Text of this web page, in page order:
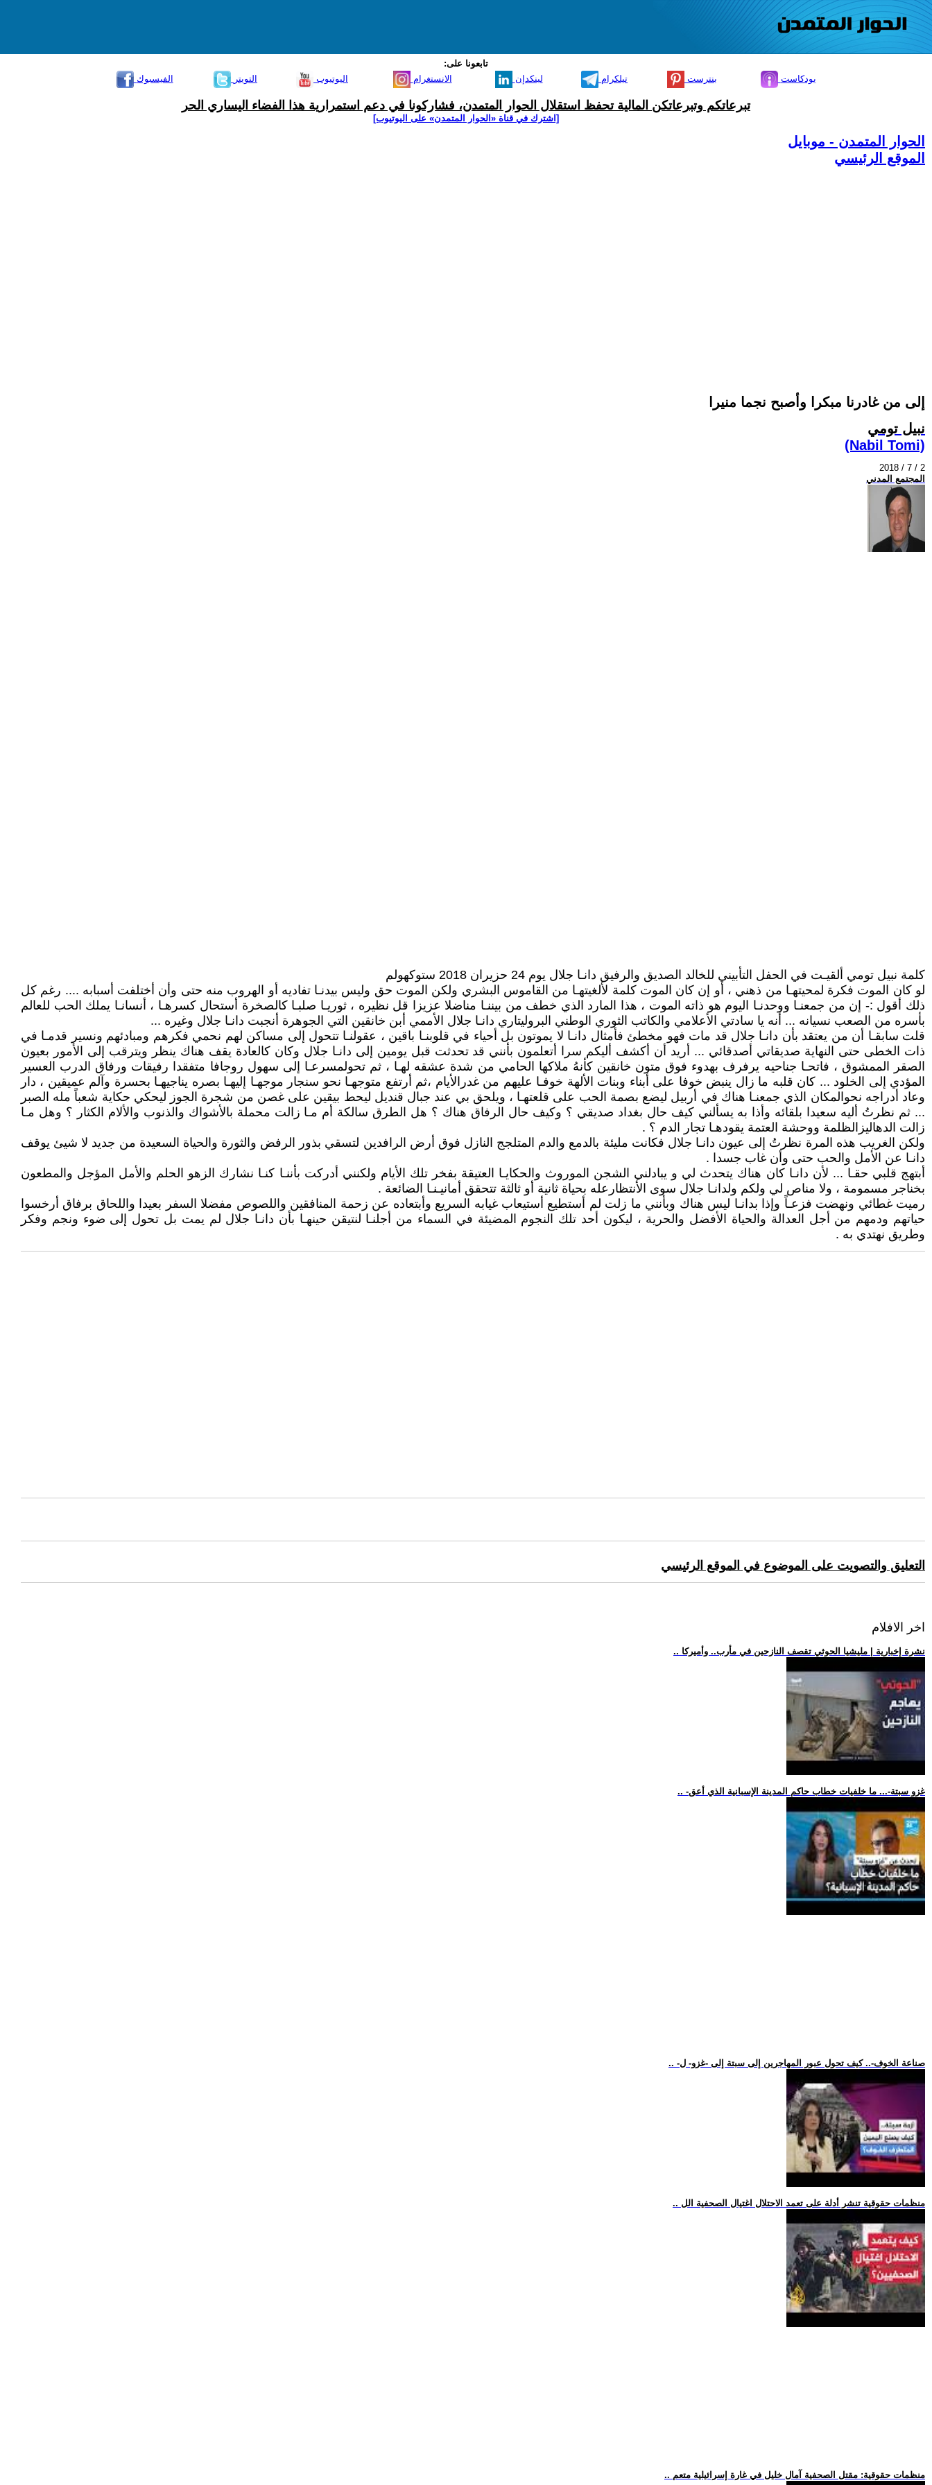
تابعونا على:
الفيسبوك
التويتر اليوتيوب الانستغرام لينكدإن تيلكرام بنترست بودكاست
تبرعاتكم وتبرعاتكن المالية تحفظ استقلال الحوار المتمدن، فشاركونا في دعم استمرارية هذا الفضاء اليساري الحر
[اشترك في قناة ‫«الحوار المتمدن» على اليوتيوب]
الحوار المتمدن - موبايل
الموقع الرئيسي
إلى من غادرنا مبكرا وأصبح نجما منيرا
نبيل تومي
(Nabil Tomi)
2018 / 7 / 2
المجتمع المدني
كلمة نبيل تومي ألقيـت في الحفل التأبيني للخالد الصديق والرفيق دانـا جلال يوم 24 حزيران 2018 ستوكهولم
لو كان الموت فكرة لمحيتهـا من ذهني ، أو إن كان الموت كلمة لألغيتهـا من القاموس البشري ولكن الموت حق وليس بيدنـا تفاديه أو الهروب منه حتى وأن أختلفت أسبابه .... رغم كل
ذلك أقول :- إن من جمعنـا ووحدنـا اليوم هو ذاته الموت ، هذا المارد الذي خطف من بيننـا مناضلا عزيزا قل نظيره ، ثوريـا صلبـا كالصخرة أستحال كسرهـا ، أنسانـا يملك الحب للعالم
بأسره من الصعب نسيانه ... أنه يا سادتي الأعلامي والكاتب الثوري الوطني البروليتاري دانـا جلال الأممي أبن خانقين التي الجوهرة أنجبت دانـا جلال وغيره ...
قلت سابقـا أن من يعتقد بأن دانـا جلال قد مات فهو مخطئ فأمثال دانـا لا يموتون بل أحياء في قلوبنـا باقين ، عقولنـا تتحول إلى مساكن لهم نحمي فكرهم ومبادئهم ونسير قدمـا في
ذات الخطى حتى النهاية صديقاتي أصدقائي ... أريد أن أكشف أليكم سرا أتعلمون بأنني قد تحدثت قبل يومين إلى دانـا جلال وكان كالعادة يقف هناك ينظر ويترقب إلى الأمور بعيون
الصقر الممشوق ، فاتحـا جناحيه يرفرف بهدوء فوق متون خانقين كأنهُ ملاكها الحامي من شدة عشقه لهـا ، ثم تحولمسرعـا إلى سهول روجافا متفقدا رفيقات ورفاق الدرب العسير
المؤدي إلى الخلود ... كان قلبه ما زال ينبض خوفا على أبناء وبنات الألهة خوفـا عليهم من غدرالأيام ،ثم أرتفع متوجهـا نحو سنجار موجهـا إليهـا بصره يناجيهـا بحسرة وآلم عميقين ، دار
وعاد أدراجه نحوالمكان الذي جمعنـا هناك في أربيل ليضع بصمة الحب على قلعتهـا ، ويلحق بي عند جبال قنديل ليحط بيقين على غصن من شجرة الجوز ليحكي حكاية شعباً مله الصبر
... ثم نظرتُ أليه سعيدا بلقائه وأذا به يسألني كيف حال بغداد صديقي ؟ وكيف حال الرفاق هناك ؟ هل الطرق سالكة أم مـا زالت محملة بالأشواك والذنوب والألام الكثار ؟ وهل مـا
زالت الدهاليزالظلمة ووحشة العتمة يقودهـا تجار الدم ؟ .
ولكن الغريب هذه المرة نظرتُ إلى عيون دانـا جلال فكانت مليئة بالدمع والدم المتلجج النازل فوق أرض الرافدين لتسقي بذور الرفض والثورة والحياة السعيدة من جديد لا شيئ يوقف
دانـا عن الأمل والحب حتى وأن غاب جسدا .
أبتهج قلبي حقـا ... لأن دانـا كان هناك يتحدث لي و يبادلني الشجن الموروث والحكايـا العتيقة بفخر تلك الأيام ولكنني أدركت بأننـا كنـا نشارك الزهو الحلم والأمل المؤجل والمطعون
بخناجر مسمومة ، ولا مناص لي ولكم ولدانـا جلال سوى الأنتظارعله بحياة ثانية أو ثالثة تتحقق أمانيـنـا الضائعة .
رميت غطائي ونهضت فزعـاً وإذا بدانـا ليس هناك وبأنني ما زلت لم أستطيع أستيعاب غيابه السريع وأبتعاده عن زحمة المنافقين واللصوص مفضلا السفر بعيدا واللحاق برفاق أرخسوا
حياتهم ودمهم من أجل العدالة والحياة الأفضل والحرية ، ليكون أحد تلك النجوم المضيئة في السماء من أجلنـا لنتيقن حينهـا بأن دانـا جلال لم يمت بل تحول إلى ضوء ونجم وفكر
وطريق نهتدي به .
التعليق والتصويت على الموضوع في الموقع الرئيسي
اخر الافلام
.. نشرة إخبارية | مليشيا الحوثي تقصف النازحين في مأرب.. وأميركا
.. -غزو سبتة-... ما خلفيات خطاب حاكم المدينة الإسبانية الذي أعق
.. -صناعة الخوف-.. كيف تحول عبور المهاجرين إلى سبتة إلى -غزو- ل
.. منظمات حقوقية تنشر أدلة على تعمد الاحتلال اغتيال الصحفية الل
.. منظمات حقوقية: مقتل الصحفية آمال خليل في غارة إسرائيلية متعم